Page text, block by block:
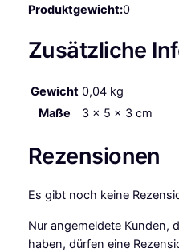
ü
m
m
e
n
g
Produktgewicht:0
Zusätzliche
Gewicht 0,04 kg
Maße
3 × 5 × 3 cm
Rezensionen
Es gibt noch keine
Nur angemeldete Kunden,
haben, dürfen eine